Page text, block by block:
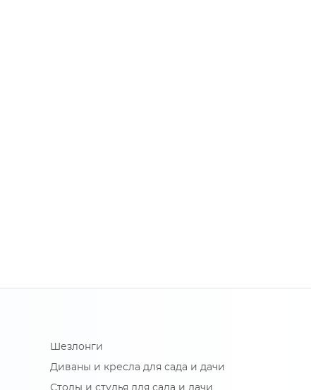
Шезлонги
Диваны и кресла для сада и дачи
Столы и стулья для сада и дачи